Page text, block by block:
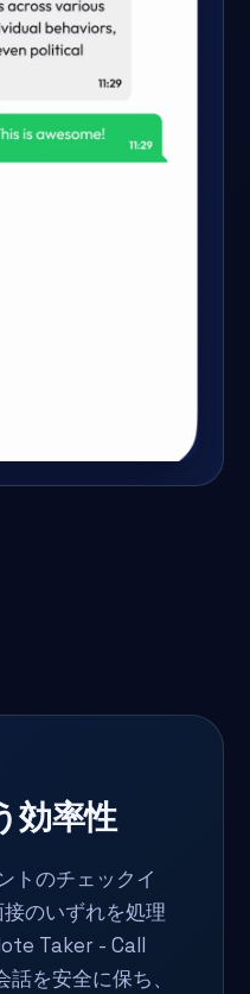
効率性
トのチェックイ
のいずれを処理
Taker - Call
を安全に保ち、